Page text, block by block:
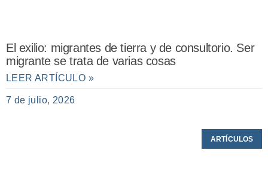
El exilio: migrantes de tierra y de consultorio. Ser
migrante se trata de varias cosas
LEER ARTÍCULO »
7 de julio, 2026
ARTÍCULOS